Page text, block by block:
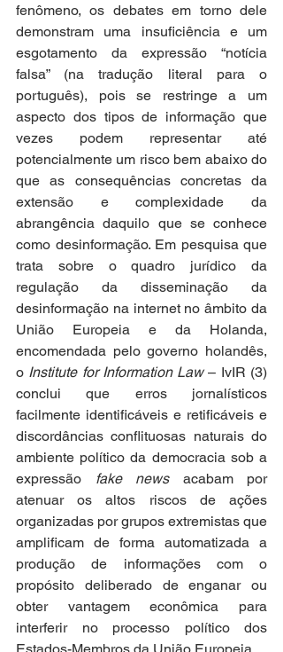
fenômeno, os debates em torno dele
demonstram uma insuficiência e um
esgotamento da expressão “notícia
falsa” (na tradução literal para o
português), pois se restringe a um
aspecto dos tipos de informação que
vezes podem representar até
potencialmente um risco bem abaixo do
que as consequências concretas da
extensão e complexidade da
abrangência daquilo que se conhece
como desinformação. Em pesquisa que
trata sobre o quadro jurídico da
regulação da disseminação da
desinformação na internet no âmbito da
União Europeia e da Holanda,
encomendada pelo governo holandês,
o Institute for Information Law – IvIR (3)
conclui que erros jornalísticos
facilmente identificáveis e retificáveis e
discordâncias conflituosas naturais do
ambiente político da democracia sob a
expressão fake news acabam por
atenuar os altos riscos de ações
organizadas por grupos extremistas que
amplificam de forma automatizada a
produção de informações com o
propósito deliberado de enganar ou
obter vantagem econômica para
interferir no processo político dos
Estados-Membros da União Europeia.